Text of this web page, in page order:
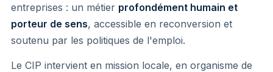
entreprises : un métier profondément humain et
porteur de sens, accessible en reconversion et
soutenu par les politiques de l'emploi.
Le CIP intervient en mission locale, en organisme de